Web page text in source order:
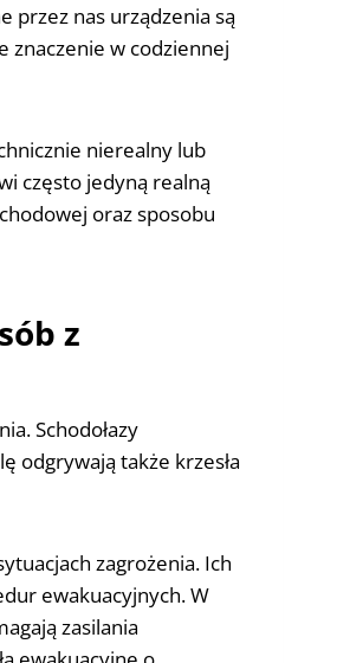
przez nas urządzenia są
znaczenie w codziennej
nierealny lub
często jedyną realną
oraz sposobu
z
Schodołazy
odgrywają także krzesła
zagrożenia. Ich
ewakuacyjnych. W
zasilania